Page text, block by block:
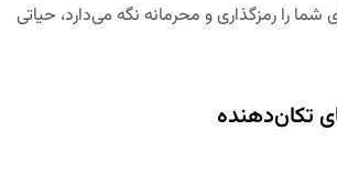
شما را رمزگذاری و محرمانه نگه می‌دارد، حیاتی
تکان‌دهنده